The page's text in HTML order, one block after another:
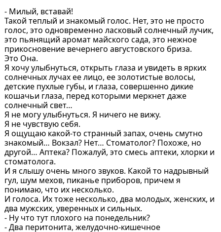
- Милый, вставай!
Такой теплый и знакомый голос. Нет, это не просто
голос, это одновременно ласковый солнечный лучик,
это пьянящий аромат майского сада, это нежное
прикосновение вечернего августовского бриза.
Это Она.
Я хочу улыбнуться, открыть глаза и увидеть в ярких
солнечных лучах ее лицо, ее золотистые волосы,
детские пухлые губы, и глаза, совершенно дикие
кошачьи глаза, перед которыми меркнет даже
солнечный свет…
Я не могу улыбнуться. Я ничего не вижу.
Я не чувствую себя.
Я ощущаю какой-то странный запах, очень смутно
знакомый… Вокзал? Нет… Стоматолог? Похоже, но
другой… Аптека? Пожалуй, это смесь аптеки, хлорки и
стоматолога.
И я слышу очень много звуков. Какой то надрывный
гул, шум мехов, пиканье приборов, причем я
понимаю, что их несколько.
И голоса. Их тоже несколько, два молодых, женских, и
два мужских, уверенных и сильных.
- Ну что тут плохого на понедельник?
- Два перитонита, желудочно-кишечное